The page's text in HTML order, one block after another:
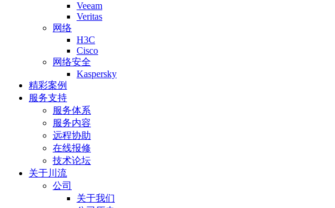
Veeam
Veritas
网络
H3C
Cisco
网络安全
Kaspersky
精彩案例
服务支持
服务体系
服务内容
远程协助
在线报修
技术论坛
关于川流
公司
关于我们